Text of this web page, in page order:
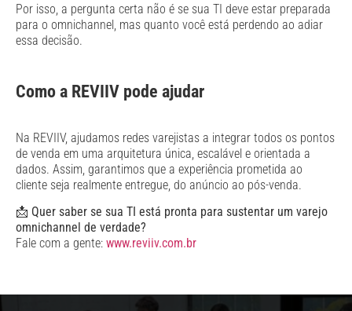
Por isso, a pergunta certa não é se sua TI deve estar preparada
para o omnichannel, mas quanto você está perdendo ao adiar
essa decisão.
Como a REVIIV pode ajudar
Na REVIIV, ajudamos redes varejistas a integrar todos os pontos
de venda em uma arquitetura única, escalável e orientada a
dados. Assim, garantimos que a experiência prometida ao
cliente seja realmente entregue, do anúncio ao pós-venda.
📩 Quer saber se sua TI está pronta para sustentar um varejo
omnichannel de verdade?
Fale com a gente: www.reviiv.com.br